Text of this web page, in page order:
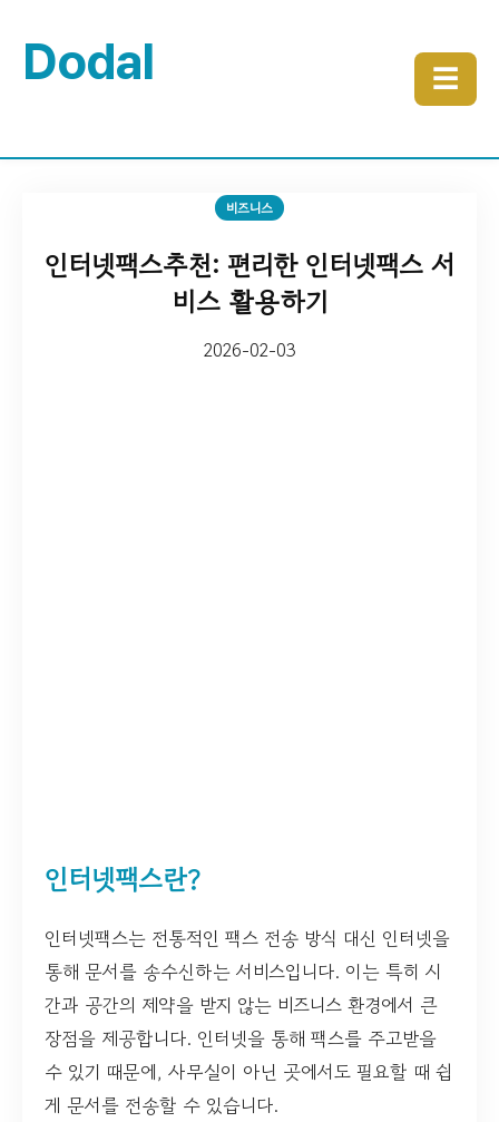
Dodal ☰
비즈니스
인터넷팩스추천: 편리한 인터넷팩스 서
비스 활용하기
2026-02-03
인터넷팩스란?
인터넷팩스는 전통적인 팩스 전송 방식 대신 인터넷을
통해 문서를 송수신하는 서비스입니다. 이는 특히 시
간과 공간의 제약을 받지 않는 비즈니스 환경에서 큰
장점을 제공합니다. 인터넷을 통해 팩스를 주고받을
수 있기 때문에, 사무실이 아닌 곳에서도 필요할 때 쉽
게 문서를 전송할 수 있습니다.